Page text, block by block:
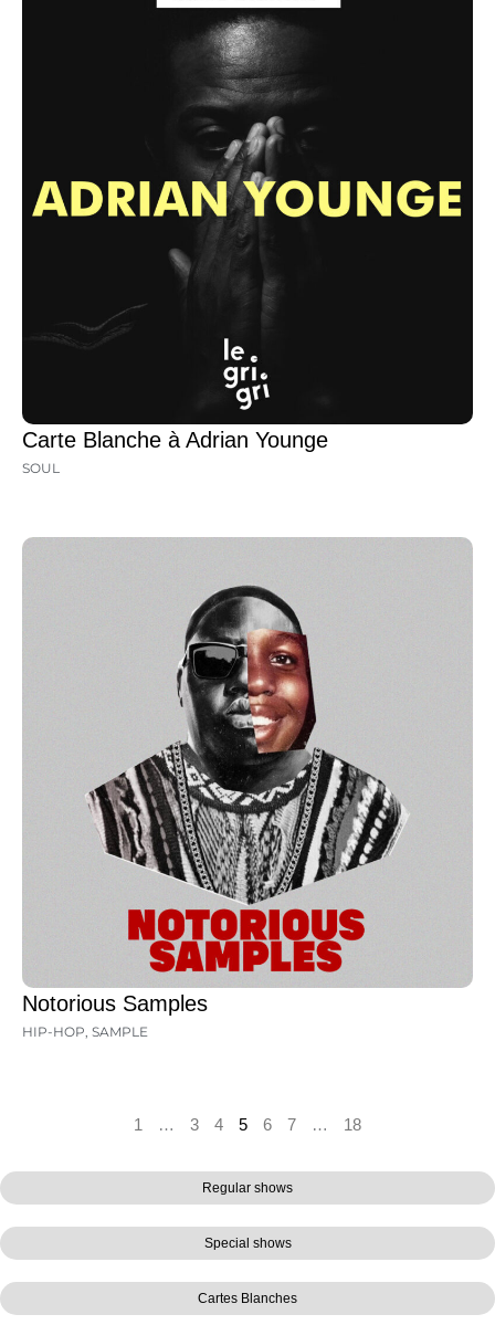
Regular shows
Special shows
Cartes Blanches
Carte Blanche à Adrian Younge
SOUL
Notorious Samples
HIP-HOP, SAMPLE
1 … 3 4 5 6 7 … 18